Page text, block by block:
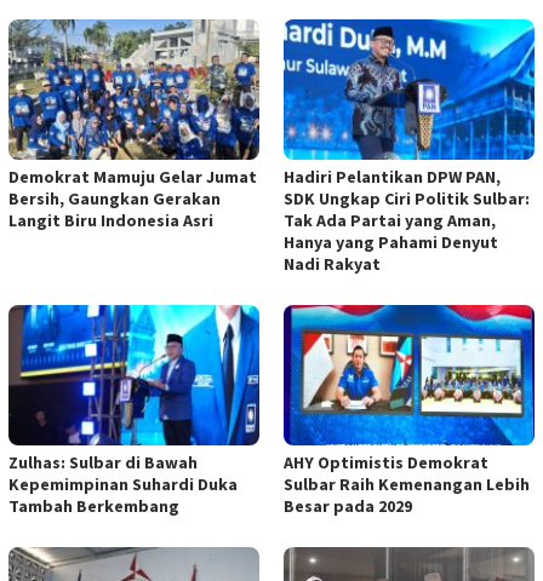
Demokrat Mamuju Gelar Jumat
Bersih, Gaungkan Gerakan
Langit Biru Indonesia Asri
Hadiri Pelantikan DPW PAN,
SDK Ungkap Ciri Politik Sulbar:
Tak Ada Partai yang Aman,
Hanya yang Pahami Denyut
Nadi Rakyat
Zulhas: Sulbar di Bawah
Kepemimpinan Suhardi Duka
Tambah Berkembang
AHY Optimistis Demokrat
Sulbar Raih Kemenangan Lebih
Besar pada 2029